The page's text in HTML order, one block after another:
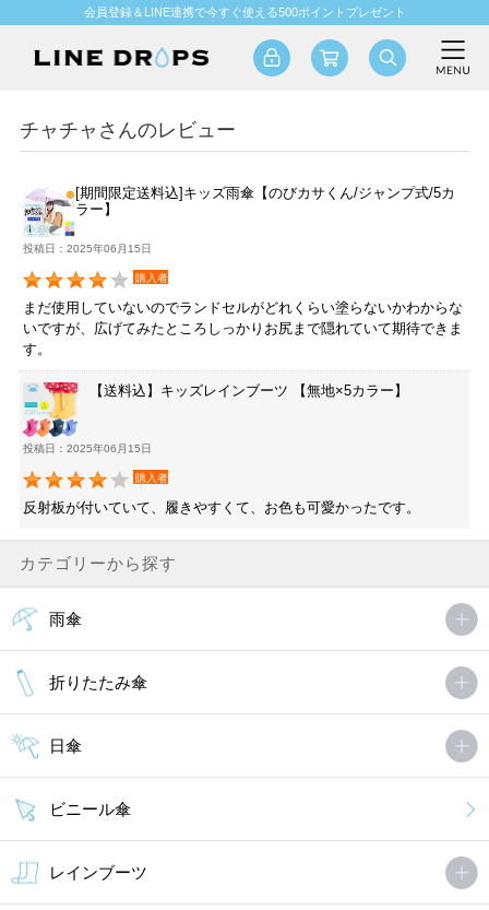
会員登録＆LINE連携で今すぐ使える500ポイントプレゼント
チャチャさんのレビュー
[期間限定送料込]キッズ雨傘【のびカサくん/ジャンプ式/5カ
ラー】
投稿日：2025年06月15日
購入者
まだ使用していないのでランドセルがどれくらい塗らないかわからな
いですが、広げてみたところしっかりお尻まで隠れていて期待できま
す。
【送料込】キッズレインブーツ 【無地×5カラー】
投稿日：2025年06月15日
購入者
反射板が付いていて、履きやすくて、お色も可愛かったです。
カテゴリーから探す
雨傘
折りたたみ傘
日傘
ビニール傘
レインブーツ